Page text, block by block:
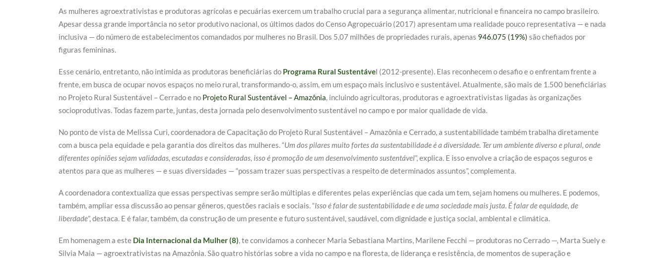
As mulheres agroextrativistas e produtoras agrícolas e pecuárias exercem um trabalho crucial para a segurança alimentar, nutricional e financeira no campo brasileiro.
Apesar dessa grande importância no setor produtivo nacional, os últimos dados do Censo Agropecuário (2017) apresentam uma realidade pouco representativa — e nada
inclusiva — do número de estabelecimentos comandados por mulheres no Brasil. Dos 5,07 milhões de propriedades rurais, apenas 946.075 (19%) são chefiados por
figuras femininas.
Esse cenário, entretanto, não intimida as produtoras beneficiárias do Programa Rural Sustentável (2012-presente). Elas reconhecem o desafio e o enfrentam frente a
frente, em busca de ocupar novos espaços no meio rural, transformando-o, assim, em um espaço mais inclusivo e sustentável. Atualmente, são mais de 1.500 beneficiárias
no Projeto Rural Sustentável – Cerrado e no Projeto Rural Sustentável – Amazônia, incluindo agricultoras, produtoras e agroextrativistas ligadas às organizações
socioprodutivas. Todas fazem parte, juntas, desta jornada pelo desenvolvimento sustentável no campo e por maior qualidade de vida.
No ponto de vista de Melissa Curi, coordenadora de Capacitação do Projeto Rural Sustentável – Amazônia e Cerrado, a sustentabilidade também trabalha diretamente
com a busca pela equidade e pela garantia dos direitos das mulheres. “Um dos pilares muito fortes da sustentabilidade é a diversidade. Ter um ambiente diverso e plural, onde
diferentes opiniões sejam validadas, escutadas e consideradas, isso é promoção de um desenvolvimento sustentável”, explica. E isso envolve a criação de espaços seguros e
atentos para que as mulheres — e suas diversidades — “possam trazer suas perspectivas a respeito de determinados assuntos”, complementa.
A coordenadora contextualiza que essas perspectivas sempre serão múltiplas e diferentes pelas experiências que cada um tem, sejam homens ou mulheres. E podemos,
também, ampliar essa discussão ao pensar gêneros, questões raciais e sociais. “Isso é falar de sustentabilidade e de uma sociedade mais justa. É falar de equidade, de
liberdade”, destaca. E é falar, também, da construção de um presente e futuro sustentável, saudável, com dignidade e justiça social, ambiental e climática.
Em homenagem a este Dia Internacional da Mulher (8), te convidamos a conhecer Maria Sebastiana Martins, Marilene Fecchi — produtoras no Cerrado —, Marta Suely e
Silvia Maia — agroextrativistas na Amazônia. São quatro histórias sobre a vida no campo e na floresta, de liderança e resistência, de momentos de superação e